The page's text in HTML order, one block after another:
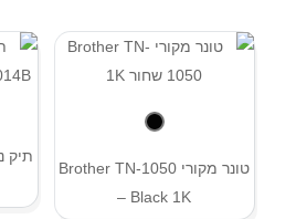
טונר מקורי Brother TN-1050
– Black 1K
תיק